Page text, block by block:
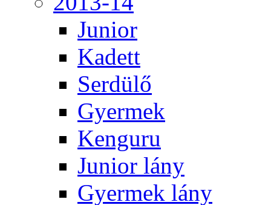
Junior
Kadett
Serdülő
Gyermek
Kenguru
Junior lány
Gyermek lány